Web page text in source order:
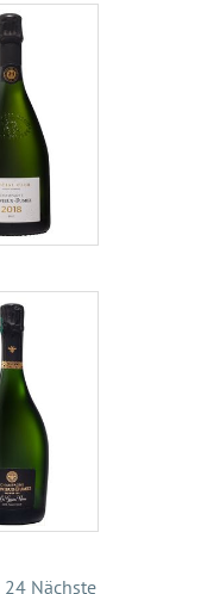
24 Nächste